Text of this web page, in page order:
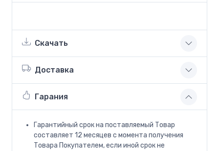
Скачать
Доставка
Гарания
Гарантийный срок на поставляемый Товар
составляет 12 месяцев с момента получения
Товара Покупателем, если иной срок не